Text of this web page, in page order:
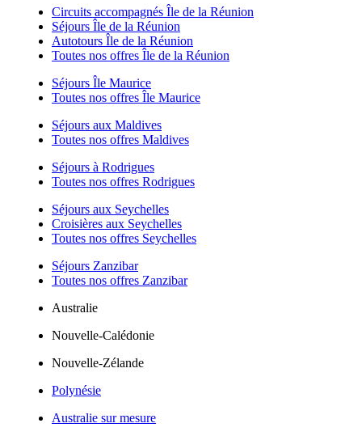
Circuits accompagnés Île de la Réunion
Séjours Île de la Réunion
Autotours Île de la Réunion
Toutes nos offres Île de la Réunion
Séjours Île Maurice
Toutes nos offres Île Maurice
Séjours aux Maldives
Toutes nos offres Maldives
Séjours à Rodrigues
Toutes nos offres Rodrigues
Séjours aux Seychelles
Croisières aux Seychelles
Toutes nos offres Seychelles
Séjours Zanzibar
Toutes nos offres Zanzibar
Australie
Nouvelle-Calédonie
Nouvelle-Zélande
Polynésie
Australie sur mesure